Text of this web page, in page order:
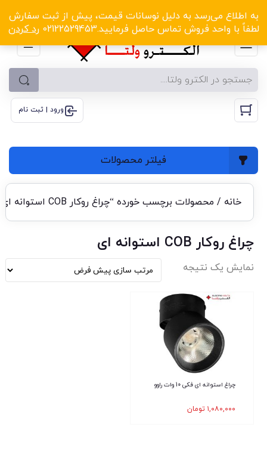
به اطلاع می‌رسد به دلیل نوسانات قیمت، پیش از ثبت سفارش
لطفاً با واحد فروش تماس حاصل فرمایید.02122529453
رد کردن
الکترو ولتا با تخفیف‌های شگفت‌انگیز! کلیک کنید
ورود | ثبت نام
فیلتر محصولات
خانه / محصولات برچسب خورده “چراغ روکار COB استوانه ای”
چراغ روکار COB استوانه ای
نمایش یک نتیجه
چراغ استوانه ای فکی 10 وات راوو
۱,۰۸۰,۰۰۰ تومان